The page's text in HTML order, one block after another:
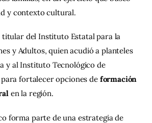
y contexto cultural.
titular del Instituto Estatal para la
y Adultos, quien acudió a planteles
y al Instituto Tecnológico de
fortalecer opciones de formación
en la región.
forma parte de una estrategia de